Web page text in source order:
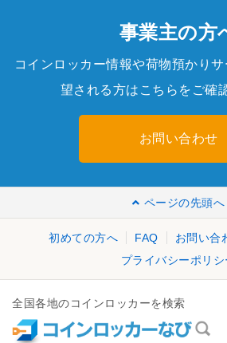
事業主の方
コインロッカー情報や荷物預かり
望される方はこちらをご確
お問い合わせ
ページの先頭へ
初めての方へ FAQ お問い合
プライバシーポリシ
全国各地のコインロッカーを検索